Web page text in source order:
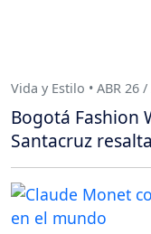
Vida y Estilo • ABR 26
Bogotá Fashion
Santacruz